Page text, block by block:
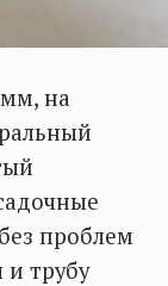
на
проблем
трубу